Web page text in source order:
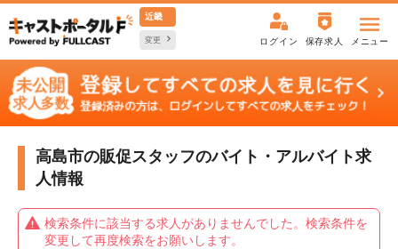
近畿
変更 ログイン 保存求人 メニュー
高島市の販促スタッフのバイト・アルバイト求
人情報
検索条件に該当する求人がありませんでした。検索条件を
変更して再度検索をお願いします。